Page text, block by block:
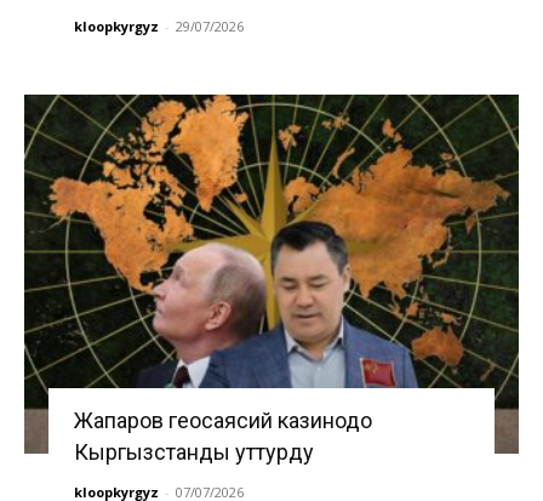
kloopkyrgyz - 29/07/2026
Жапаров геосаясий казинодо
Кыргызстанды уттурду
kloopkyrgyz - 07/07/2026